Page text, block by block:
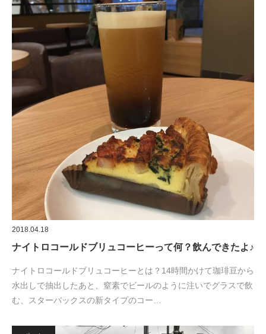
2018.04.18
ナイトロコールドブリュコーヒーって何？飲んできたよ♪
ナイトロコールドブリュコーヒーとは？14時間かけて珈琲豆から
水出しで抽出したあと、窒素でビールのように注いでグラスで飲
む、スターバックスの新タイプのコー…